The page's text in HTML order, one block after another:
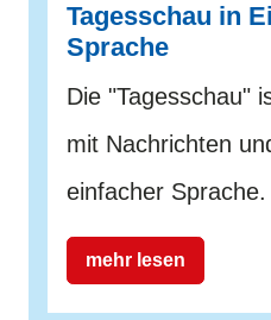
Tagesschau in
Sprache
Die "Tagesschau"
mit Nachrichten
einfacher Sprache.
mehr lesen